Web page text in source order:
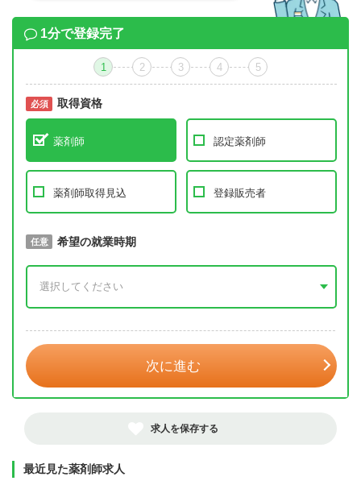
1分で登録完了
1 2 3 4 5
必須 取得資格
薬剤師 認定薬剤師
薬剤師取得見込 登録販売者
必須 取得予定年
任意 希望の就業時期
次に進む
求人を保存する
最近見た薬剤師求人